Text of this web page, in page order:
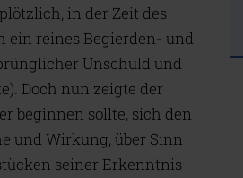
in der Zeit des
ein reines Begierden- und
Unschuld und
Doch nun zeigte der
beginnen sollte, sich den
und Wirkung, über Sinn
seiner Erkenntnis